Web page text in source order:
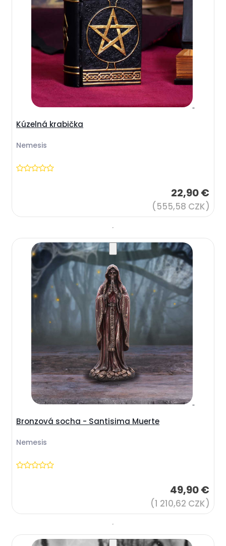
Kúzelná krabička
Nemesis
22,90 €
(555,58 CZK)
Bronzová socha - Santisima Muerte
Nemesis
49,90 €
(1 210,62 CZK)